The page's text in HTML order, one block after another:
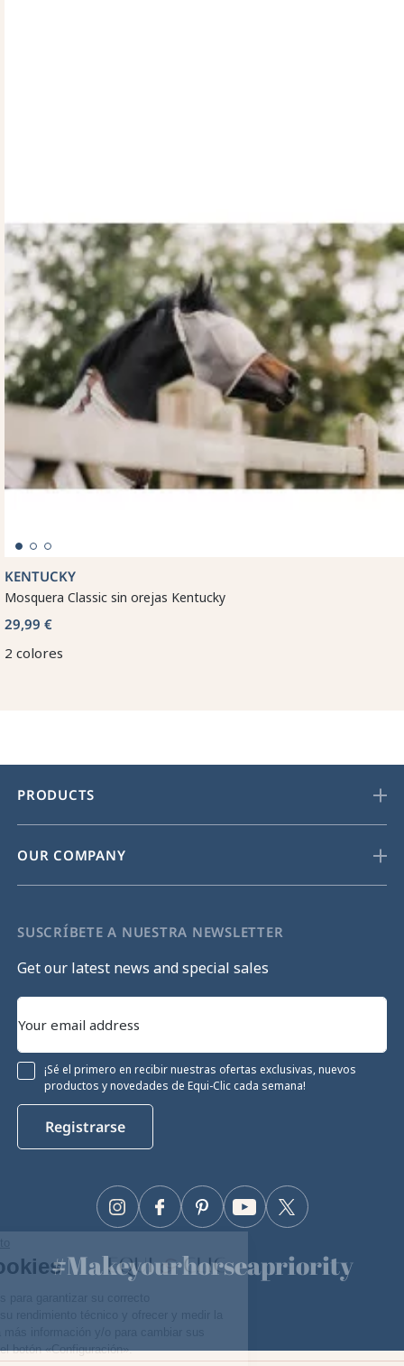
Gestión de cookies
preferencias, haga clic en el botón «Configuración».
KENTUCKY
Mosquera Classic sin orejas Kentucky
29,99 €
2 colores
PRODUCTS
OUR COMPANY
SUSCRÍBETE A NUESTRA NEWSLETTER
Get our latest news and special sales
¡Sé el primero en recibir nuestras ofertas exclusivas, nuevos
productos y novedades de Equi-Clic cada semana!
Registrarse
Facebook Twitter
YouTube
Pinterest
Instagram
#Makeyourhorseapriority